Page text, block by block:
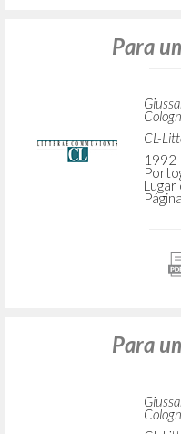
Para
CL-
1992
Lugar
Para